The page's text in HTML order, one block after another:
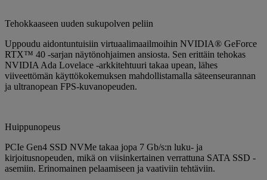
Tehokkaaseen uuden sukupolven peliin
Uppoudu aidontuntuisiin virtuaalimaailmoihin NVIDIA® GeForce
RTX™ 40 -sarjan näytönohjaimen ansiosta. Sen erittäin tehokas
NVIDIA Ada Lovelace -arkkitehtuuri takaa upean, lähes
viiveettömän käyttökokemuksen mahdollistamalla säteenseurannan
ja ultranopean FPS-kuvanopeuden.
Huippunopeus
PCIe Gen4 SSD NVMe takaa jopa 7 Gb/s:n luku- ja
kirjoitusnopeuden, mikä on viisinkertainen verrattuna SATA SSD -
asemiin. Erinomainen pelaamiseen ja vaativiin tehtäviin.